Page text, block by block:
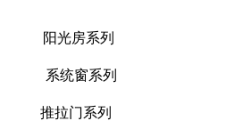
阳光房系列
系统窗系列
推拉门系列